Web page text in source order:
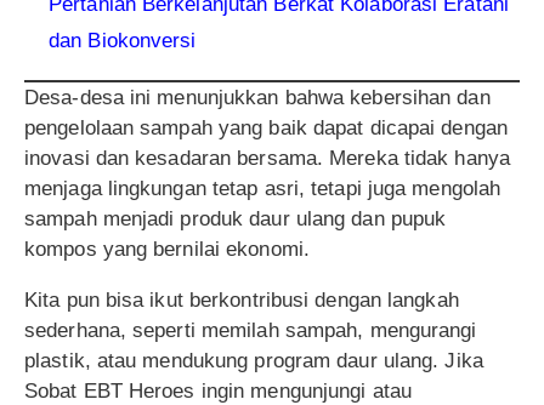
dan Biokonversi
Desa-desa ini menunjukkan bahwa kebersihan dan
pengelolaan sampah yang baik dapat dicapai dengan
inovasi dan kesadaran bersama. Mereka tidak hanya
menjaga lingkungan tetap asri, tetapi juga mengolah
sampah menjadi produk daur ulang dan pupuk
kompos yang bernilai ekonomi.
Kita pun bisa ikut berkontribusi dengan langkah
sederhana, seperti memilah sampah, mengurangi
plastik, atau mendukung program daur ulang. Jika
Sobat EBT Heroes ingin mengunjungi atau